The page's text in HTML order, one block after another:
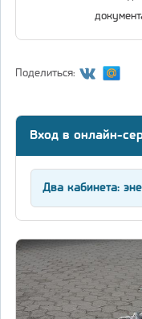
Поделиться:
Вход в онлайн-
Два кабинета: